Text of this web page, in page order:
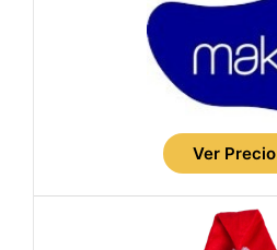
Ver Precio